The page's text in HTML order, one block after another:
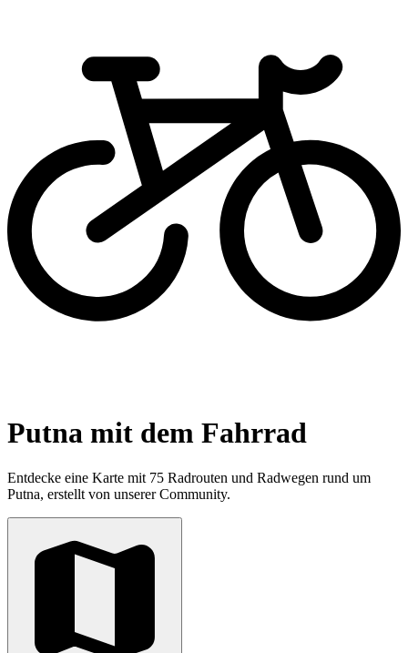
Putna mit dem Fahrrad
Entdecke eine Karte mit 75 Radrouten und Radwegen rund um
Putna, erstellt von unserer Community.